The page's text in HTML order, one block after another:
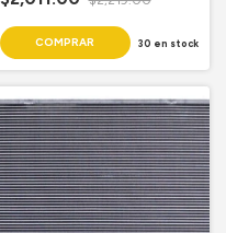
30 en stock